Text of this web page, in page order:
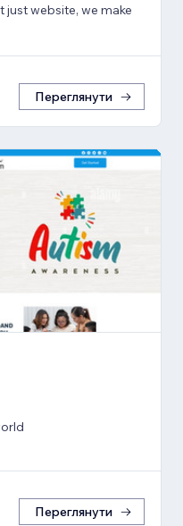
just website, we make
Переглянути
Переглянути